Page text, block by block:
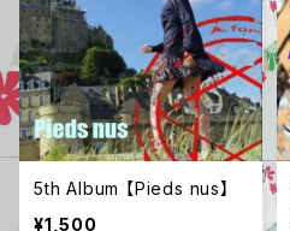
5th Album 【Pieds nus】
¥1,500